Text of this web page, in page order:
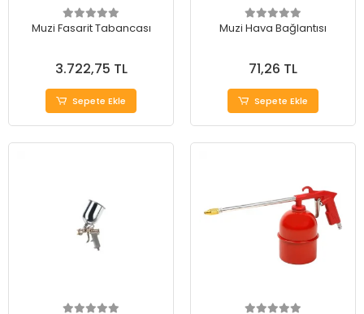
Muzi Fasarit Tabancası
3.722,75 TL
Sepete Ekle
Muzi Hava Bağlantısı
71,26 TL
Sepete Ekle